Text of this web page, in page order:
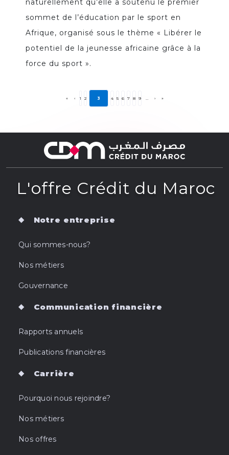
naturellement qu’elle a soutenu le premier
sommet de l’éducation par le sport en
Afrique, organisé sous le thème « Libérer le
potentiel de la jeunesse africaine grâce à la
force du sport ».
« ‹ 1 2 3 4 5 6 7 8 9 … › »
L'offre Crédit du Maroc
Notre entreprise
Qui sommes-nous?
Nos métiers
Gouvernance
Communication financière
Rapports annuels
Publications financières
Carrière
Pourquoi nous rejoindre?
Nos métiers
Nos offres